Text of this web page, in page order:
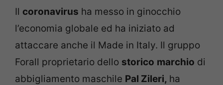
Il coronavirus ha messo in ginocchio
l’economia globale ed ha iniziato ad
attaccare anche il Made in Italy. Il gruppo
Forall proprietario dello storico marchio di
abbigliamento maschile Pal Zileri, ha